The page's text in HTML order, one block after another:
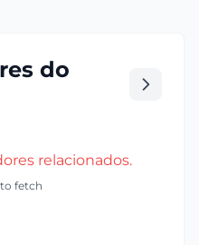
do
relacionados.
fetch